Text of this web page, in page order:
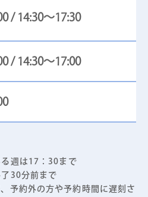
/ 14:30～17:30
/ 14:30～17:00
週は17：30まで
30分前まで
予約外の方や予約時間に遅刻さ